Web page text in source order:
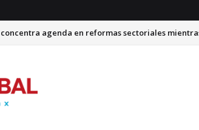
agenda en reformas sectoriales